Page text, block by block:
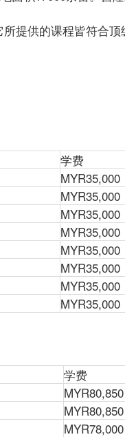
提供的课程皆符合顶
学费
MYR35,000
MYR35,000
MYR35,000
MYR35,000
MYR35,000
MYR35,000
MYR35,000
MYR35,000
学费
MYR80,850
MYR80,850
MYR78,000